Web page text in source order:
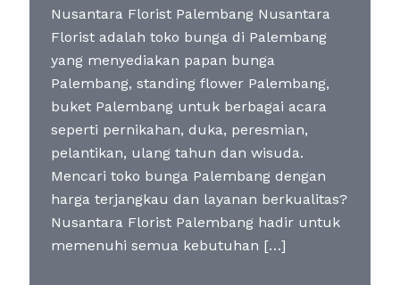
Nusantara Florist Palembang Nusantara
Florist adalah toko bunga di Palembang
yang menyediakan papan bunga
Palembang, standing flower Palembang,
buket Palembang untuk berbagai acara
seperti pernikahan, duka, peresmian,
pelantikan, ulang tahun dan wisuda.
Mencari toko bunga Palembang dengan
harga terjangkau dan layanan berkualitas?
Nusantara Florist Palembang hadir untuk
memenuhi semua kebutuhan […]